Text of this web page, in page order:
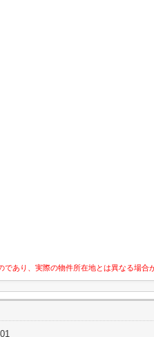
あり、実際の物件所在地とは異なる場合